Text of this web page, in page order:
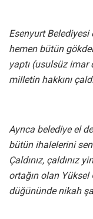
Esenyurt
hemen bütün
yaptı (usulsüz
milletin hakkını
Ayrıca belediye el
bütün ihalelerini
Çaldınız, çaldınız
ortağın olan Yüksel
düğününde nikah